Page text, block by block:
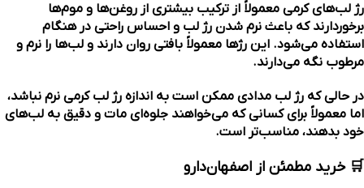
رژ لب‌های کرمی معمولاً از ترکیب بیشتری از روغن‌ها و موم‌ها
برخوردارند که باعث نرم شدن رژ لب و احساس راحتی در هنگام
استفاده می‌شود. این رژها معمولاً بافتی روان دارند و لب‌ها را نرم و
مرطوب نگه می‌دارند.
در حالی که رژ لب مدادی ممکن است به اندازه رژ لب کرمی نرم نباشد،
اما معمولاً برای کسانی که می‌خواهند جلوه‌ای مات و دقیق به لب‌های
خود بدهند، مناسب‌تر است.
🛒 خرید مطمئن از اصفهان‌دارو